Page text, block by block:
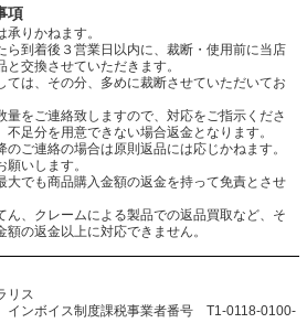
項
りかねます。
ら到着後３営業日以内に、裁断・使用前に当店
交換させていただきます。
は、その分、多めに裁断させていただいてお
量をご連絡致しますので、対応をご指示くださ
足分を用意できない場合返金となります。
ご連絡の場合は原則返品には応じかねます。
いします。
大でも商品購入金額の返金を持って免責とさせ
、クレームによる製品での返品買取など、そ
の返金以上に対応できません。
リス
ンボイス制度課税事業者番号 T1-0118-0100-